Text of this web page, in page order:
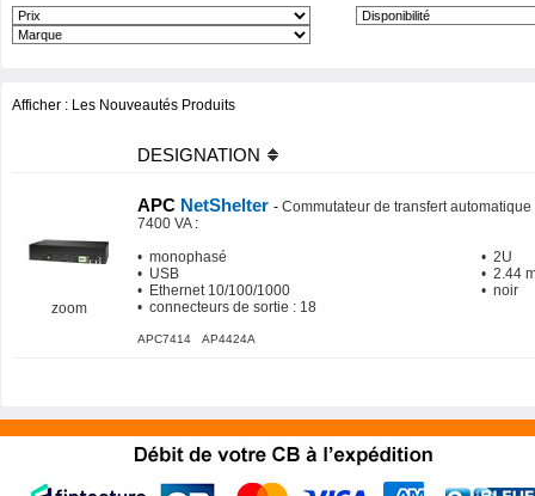
Afficher : Les Nouveautés Produits
DESIGNATION
zoom
APC NetShelter - Commutateur de transfert
7400 VA:
• monophasé
• USB
• Ethernet 10/100/1000
• connecteurs de sortie : 18
• 2U
• 2.44
• noir
APC7414 AP4424A